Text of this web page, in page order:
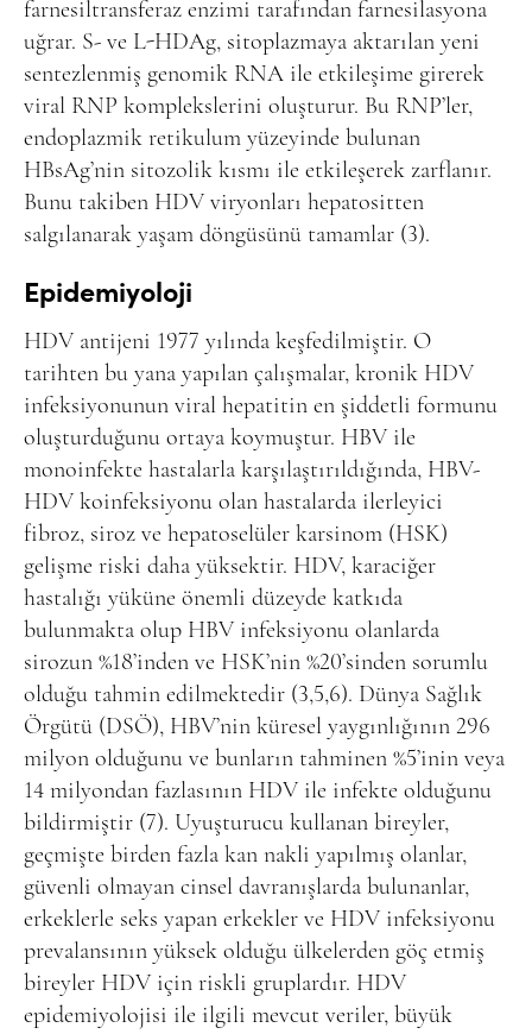
farnesiltransferaz enzimi tarafından farnesilasyona
uğrar. S- ve L-HDAg, sitoplazmaya aktarılan yeni
sentezlenmiş genomik RNA ile etkileşime girerek
viral RNP komplekslerini oluşturur. Bu RNP’ler,
endoplazmik retikulum yüzeyinde bulunan
HBsAg’nin sitozolik kısmı ile etkileşerek zarflanır.
Bunu takiben HDV viryonları hepatositten
salgılanarak yaşam döngüsünü tamamlar (3).
Epidemiyoloji
HDV antijeni 1977 yılında keşfedilmiştir. O
tarihten bu yana yapılan çalışmalar, kronik HDV
infeksiyonunun viral hepatitin en şiddetli formunu
oluşturduğunu ortaya koymuştur. HBV ile
monoinfekte hastalarla karşılaştırıldığında, HBV-
HDV koinfeksiyonu olan hastalarda ilerleyici
fibroz, siroz ve hepatoselüler karsinom (HSK)
gelişme riski daha yüksektir. HDV, karaciğer
hastalığı yüküne önemli düzeyde katkıda
bulunmakta olup HBV infeksiyonu olanlarda
sirozun %18’inden ve HSK’nin %20’sinden sorumlu
olduğu tahmin edilmektedir (3,5,6). Dünya Sağlık
Örgütü (DSÖ), HBV’nin küresel yaygınlığının 296
milyon olduğunu ve bunların tahminen %5’inin veya
14 milyondan fazlasının HDV ile infekte olduğunu
bildirmiştir (7). Uyuşturucu kullanan bireyler,
geçmişte birden fazla kan nakli yapılmış olanlar,
güvenli olmayan cinsel davranışlarda bulunanlar,
erkeklerle seks yapan erkekler ve HDV infeksiyonu
prevalansının yüksek olduğu ülkelerden göç etmiş
bireyler HDV için riskli gruplardır. HDV
epidemiyolojisi ile ilgili mevcut veriler, büyük